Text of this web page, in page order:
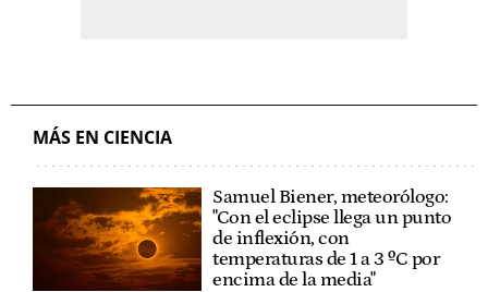
MÁS EN CIENCIA
Samuel Biener, meteorólogo:
"Con el eclipse llega un punto
de inflexión, con
temperaturas de 1 a 3 ºC por
encima de la media"